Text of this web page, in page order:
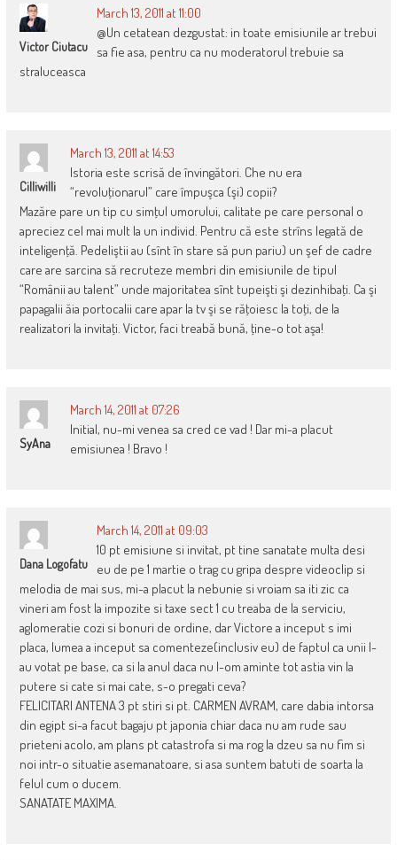
Victor Ciutacu
March 13, 2011 at 11:00
@Un cetatean dezgustat: in toate emisiunile ar trebui
sa fie asa, pentru ca nu moderatorul trebuie sa
straluceasca
Cilliwilli
March 13, 2011 at 14:53
Istoria este scrisă de învingători. Che nu era
“revoluţionarul” care împuşca (şi) copii?
Mazăre pare un tip cu simţul umorului, calitate pe care personal o
apreciez cel mai mult la un individ. Pentru că este strîns legată de
inteligenţă. Pedeliştii au (sînt în stare să pun pariu) un şef de cadre
care are sarcina să recruteze membri din emisiunile de tipul
“Românii au talent” unde majoritatea sînt tupeişti şi dezinhibaţi. Ca şi
papagalii ăia portocalii care apar la tv şi se răţoiesc la toţi, de la
realizatori la invitaţi. Victor, faci treabă bună, ţine-o tot aşa!
SyAna
March 14, 2011 at 07:26
Initial, nu-mi venea sa cred ce vad ! Dar mi-a placut
emisiunea ! Bravo !
Dana Logofatu
March 14, 2011 at 09:03
10 pt emisiune si invitat, pt tine sanatate multa desi
eu de pe 1 martie o trag cu gripa despre videoclip si
melodia de mai sus, mi-a placut la nebunie si vroiam sa iti zic ca
vineri am fost la impozite si taxe sect 1 cu treaba de la serviciu,
aglomeratie cozi si bonuri de ordine, dar Victore a inceput s imi
placa, lumea a inceput sa comenteze(inclusiv eu) de faptul ca unii l-
au votat pe base, ca si la anul daca nu l-om aminte tot astia vin la
putere si cate si mai cate, s-o pregati ceva?
FELICITARI ANTENA 3 pt stiri si pt. CARMEN AVRAM, care dabia intorsa
din egipt si-a facut bagaju pt japonia chiar daca nu am rude sau
prieteni acolo, am plans pt catastrofa si ma rog la dzeu sa nu fim si
noi intr-o situatie asemanatoare, si asa suntem batuti de soarta la
felul cum o ducem.
SANATATE MAXIMA.